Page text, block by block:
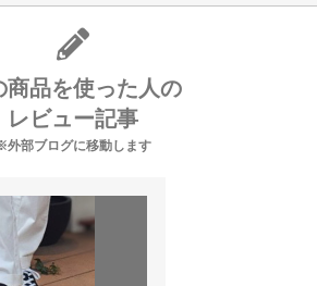
商品を使った人の
レビュー記事
外部ブログに移動します